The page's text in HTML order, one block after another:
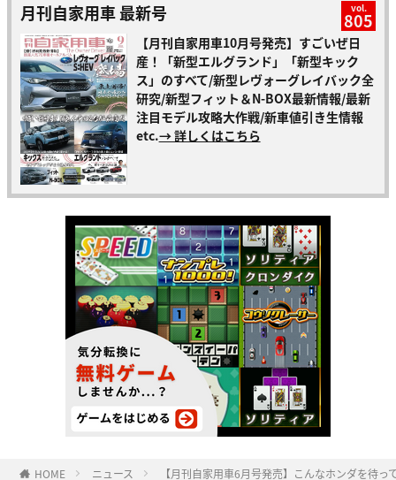
月刊自家用車 最新号 vol.
805
【月刊自家用車10月号発売】すごいぜ日
産！「新型エルグランド」「新型キック
ス」のすべて/新型レヴォーグレイバック全
研究/新型フィット＆N-BOX最新情報/最新
注目モデル攻略大作戦/新車値引き生情報
etc.→ 詳しくはこちら
HOME ニュース 【月刊自家用車6月号発売】こんなホンダを待